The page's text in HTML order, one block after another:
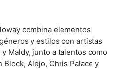
combina elementos
y estilos con artistas
Maldy, junto a talentos como
Block, Alejo, Chris Palace y